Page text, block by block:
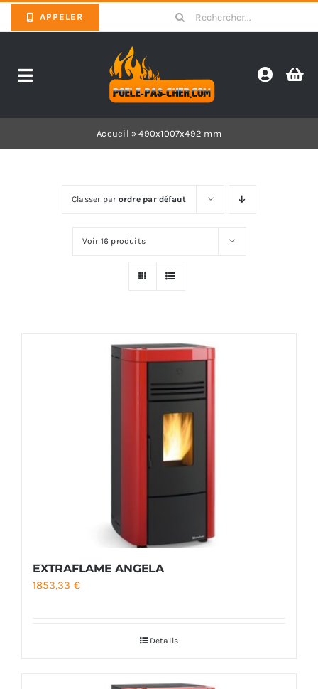
to
APPELER
Search
for:
Toggle
Accueil »490x1007x492 mm
Classer par ordre par défaut
Voir 16 produits
EXTRAFLAME ANGELA
1853,33 €
Details